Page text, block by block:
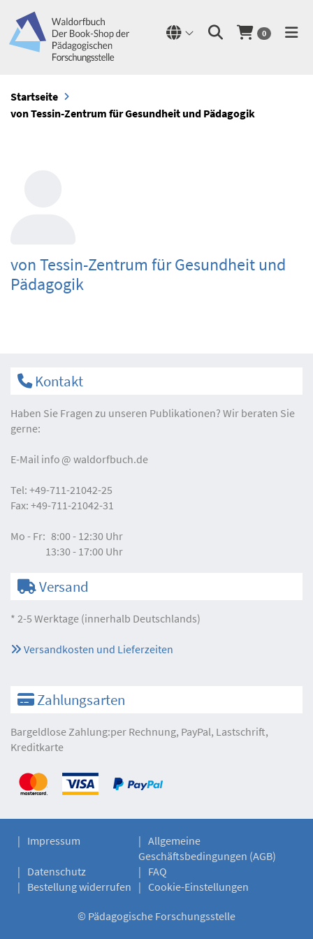
0
Startseite
von Tessin-Zentrum für Gesundheit und Pädagogik
von Tessin-Zentrum für Gesundheit und
Pädagogik
Kontakt
Haben Sie Fragen zu unseren Publikationen? Wir beraten Sie
gerne:
E-Mail info waldorfbuch.de
Tel: +49-711-21042-25
Fax: +49-711-21042-31
Mo - Fr: 8:00 - 12:30 Uhr
13:30 - 17:00 Uhr
Versand
* 2-5 Werktage (innerhalb Deutschlands)
Versandkosten und Lieferzeiten
Zahlungsarten
Bargeldlose Zahlung:per Rechnung, PayPal, Lastschrift,
Kreditkarte
Impressum
Allgemeine
Geschäftsbedingungen (AGB)
Datenschutz
FAQ
Bestellung widerrufen
Cookie-Einstellungen
© Pädagogische Forschungsstelle